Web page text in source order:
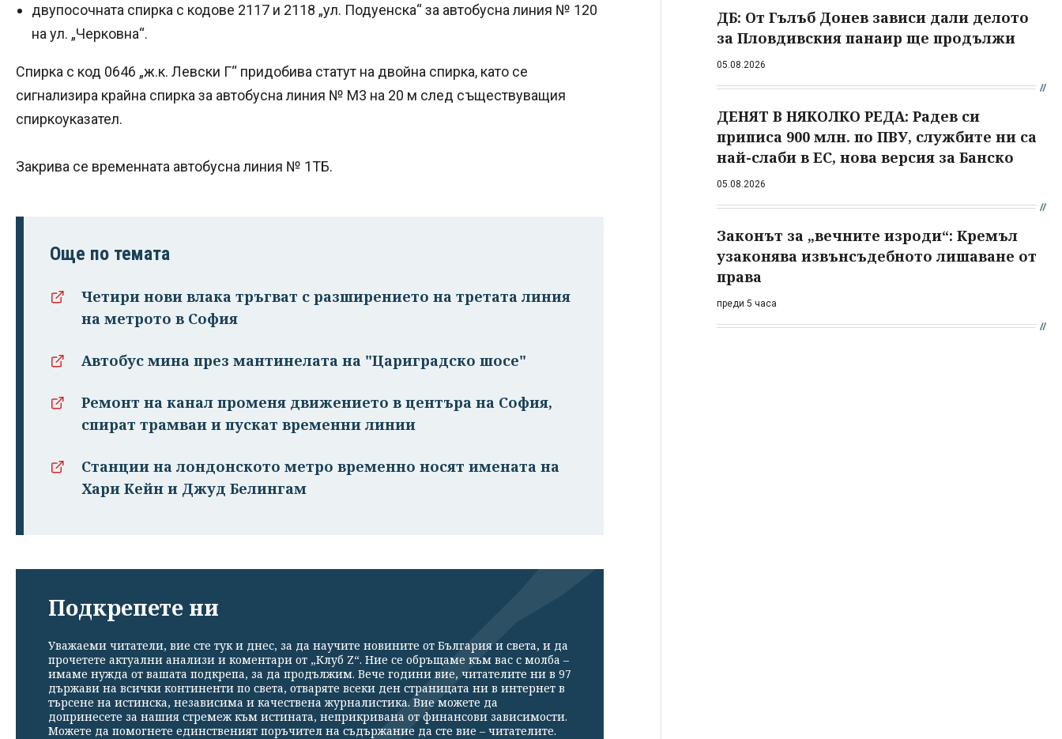
двупосочната спирка с кодове 2117 и 2118 „ул. Подуенска“ за автобусна линия № 120
на ул. „Черковна“.
Спирка с код 0646 „ж.к. Левски Г“ придобива статут на двойна спирка, като се
сигнализира крайна спирка за автобусна линия № М3 на 20 м след съществуващия
спиркоуказател.
Закрива се временната автобусна линия № 1ТБ.
Още по темата
Четири нови влака тръгват с разширението на третата линия
на метрото в София
Автобус мина през мантинелата на "Цариградско шосе"
Ремонт на канал променя движението в центъра на София,
спират трамваи и пускат временни линии
Станции на лондонското метро временно носят имената на
Хари Кейн и Джуд Белингам
Подкрепете ни
Уважаеми читатели, вие сте тук и днес, за да научите новините от България и света, и да
прочетете актуални анализи и коментари от „Клуб Z“. Ние се обръщаме към вас с молба –
имаме нужда от вашата подкрепа, за да продължим. Вече години вие, читателите ни в 97
държави на всички континенти по света, отваряте всеки ден страницата ни в интернет в
търсене на истинска, независима и качествена журналистика. Вие можете да
допринесете за нашия стремеж към истината, неприкривана от финансови зависимости.
Можете да помогнете единственият поръчител на съдържание да сте вие – читателите.
ДБ: От Гълъб Донев зависи дали делото
за Пловдивския панаир ще продължи
05.08.2026
ДЕНЯТ В НЯКОЛКО РЕДА: Радев си
приписа 900 млн. по ПВУ, службите ни са
най-слаби в ЕС, нова версия за Банско
05.08.2026
Законът за „вечните изроди“: Кремъл
узаконява извънсъдебното лишаване от
права
преди 5 часа